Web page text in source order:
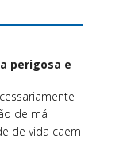
perigosa e
de má
de vida caem